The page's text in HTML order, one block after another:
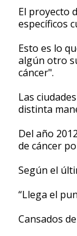
El proyecto
específicos
Esto es lo
algún otro
cáncer".
Las
distinta
Del año
de cáncer
Según el
“Llega el
Cansados